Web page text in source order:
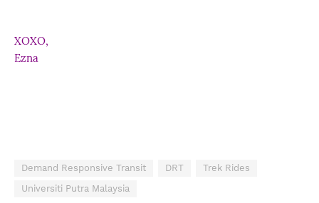
XOXO,
Ezna
Demand Responsive Transit DRT
Trek Rides
Universiti Putra Malaysia